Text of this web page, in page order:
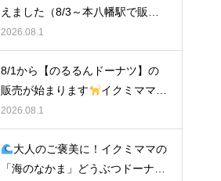
えました（8/3～本八幡駅で販
売）
イクミママのどうぶつドー
ナツ
2026.08.1
8/1から【のるるんドーナツ】の
販売が始まります
イクミママの
どうぶつドーナツ
2026.08.1
大人のご褒美に！イクミママの
「海のなかま」どうぶつドーナツ